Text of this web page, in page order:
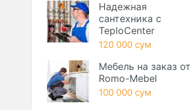
Надежная
сантехника с
TeploCenter
120 000 сум
Мебель на заказ от
Romo-Mebel
100 000 сум